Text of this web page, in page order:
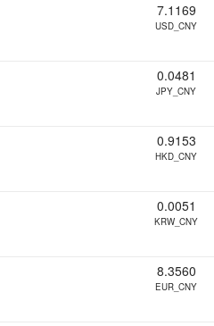
7.1169
USD_CNY
0.0481
JPY_CNY
0.9153
HKD_CNY
0.0051
KRW_CNY
8.3560
EUR_CNY